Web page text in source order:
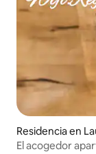
Residencia en
El acogedor